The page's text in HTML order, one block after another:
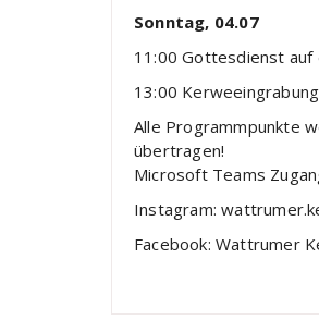
Sonntag, 04.07
11:00Gottesdienst auf
13:00 Kerweeingrabung
Alle Programmpunkte
übertragen!
Microsoft Teams
Instagram:
Facebook: Wattrumer